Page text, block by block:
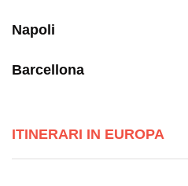
Napoli
Barcellona
ITINERARI IN EUROPA